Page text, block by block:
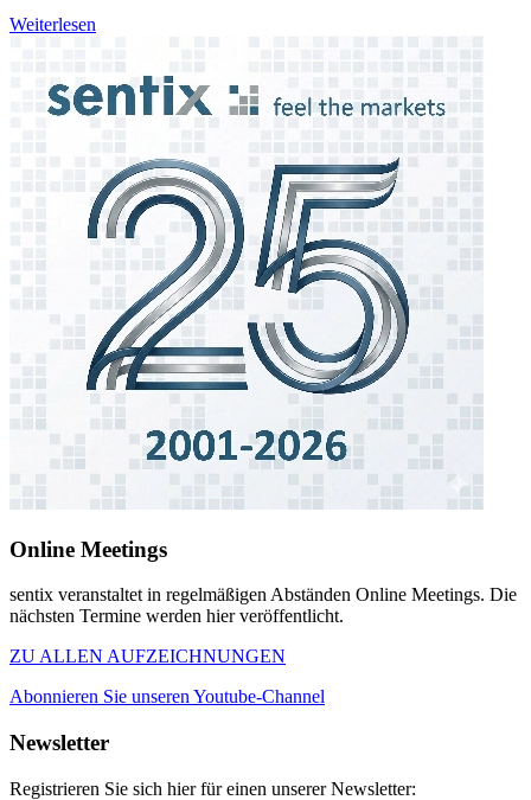
Weiterlesen
Online Meetings
sentix veranstaltet in regelmäßigen Abständen Online Meetings. Die
nächsten Termine werden hier veröffentlicht.
ZU ALLEN AUFZEICHNUNGEN
Abonnieren Sie unseren Youtube-Channel
Newsletter
Registrieren Sie sich hier für einen unserer Newsletter: